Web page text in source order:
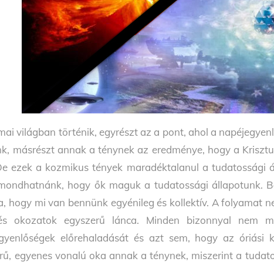
világban történik, egyrészt az a pont, ahol a
másrészt annak a ténynek az eredménye, hogy a
ezek a kozmikus tények maradéktalanul a tudatossági
hogy ők maguk a tudatossági állapotunk.
hogy mi van bennünk egyénileg és kollektív. A folyamat
okozatok egyszerű lánca. Minden bizonnyal nem
előrehaladását és azt sem, hogy az óriási
egyenes vonalú oka annak a ténynek, miszerint a